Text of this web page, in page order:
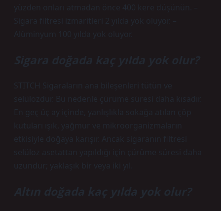
yüzden onları atmadan önce 400 kere düşünün. –
Sigara filtresi izmaritleri 2 yılda yok oluyor. –
Alüminyum 100 yılda yok oluyor.
Sigara doğada kaç yılda yok olur?
STITCH Sigaraların ana bileşenleri tütün ve
selülozdur. Bu nedenle çürüme süresi daha kısadır.
En geç üç ay içinde, yanlışlıkla sokağa atılan çöp
kutuları ışık, yağmur ve mikroorganizmaların
etkisiyle doğaya karışır. Ancak sigaranın filtresi
selüloz asetattan yapıldığı için çürüme süresi daha
uzundur; yaklaşık bir veya iki yıl.
Altın doğada kaç yılda yok olur?